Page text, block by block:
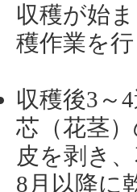
収穫が始
穫作業を
収穫後3～
芯（花茎
皮を剥き
8月以降に